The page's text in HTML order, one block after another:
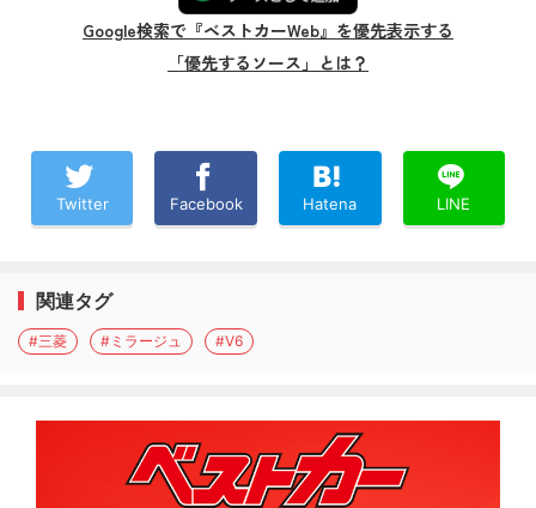
Google検索で『ベストカーWeb』を優先表示する
「優先するソース」とは？
Twitter Facebook Hatena LINE
関連タグ
#三菱 #ミラージュ #V6